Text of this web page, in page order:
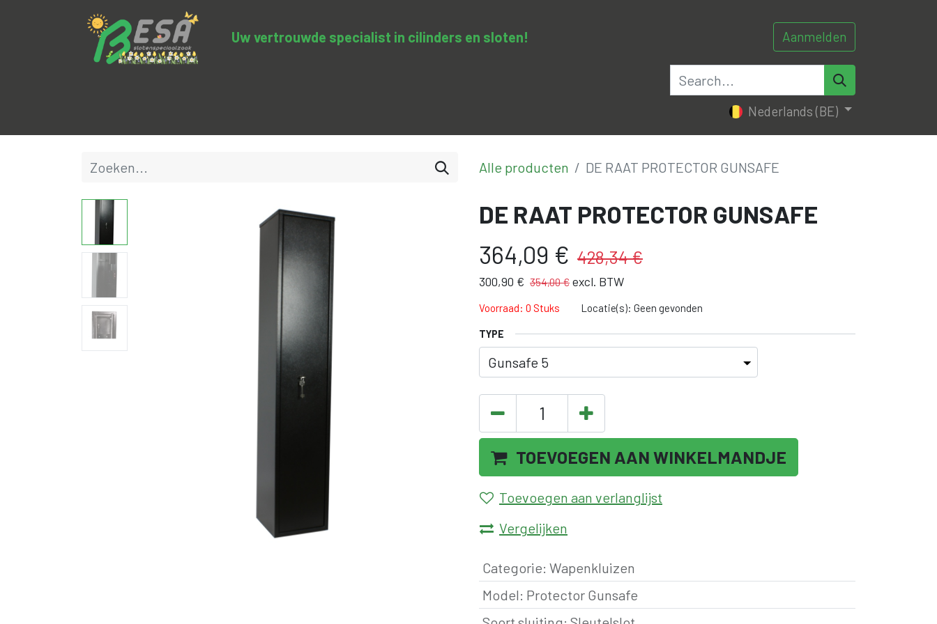
Uw vertrouwde specialist in cilinders en sloten​! Aanmelden
0
Nederlands (BE)
Alle producten DE RAAT PROTECTOR GUNSAFE
DE RAAT PROTECTOR GUNSAFE
364,09 € 428,34€
300,90 € 354,00€ excl. BTW
Voorraad: 0 Stuks Locatie(s): Geen gevonden
TYPE
TOEVOEGEN AAN WINKELMANDJE
Toevoegen aan verlanglijst
Vergelijken
Categorie: Wapenkluizen
Model: Protector Gunsafe